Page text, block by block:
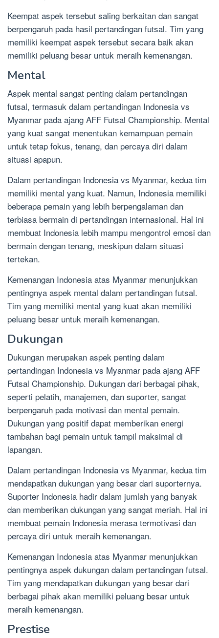
Keempat aspek tersebut saling berkaitan dan sangat
berpengaruh pada hasil pertandingan futsal. Tim yang
memiliki keempat aspek tersebut secara baik akan
memiliki peluang besar untuk meraih kemenangan.
Mental
Aspek mental sangat penting dalam pertandingan
futsal, termasuk dalam pertandingan Indonesia vs
Myanmar pada ajang AFF Futsal Championship. Mental
yang kuat sangat menentukan kemampuan pemain
untuk tetap fokus, tenang, dan percaya diri dalam
situasi apapun.
Dalam pertandingan Indonesia vs Myanmar, kedua tim
memiliki mental yang kuat. Namun, Indonesia memiliki
beberapa pemain yang lebih berpengalaman dan
terbiasa bermain di pertandingan internasional. Hal ini
membuat Indonesia lebih mampu mengontrol emosi dan
bermain dengan tenang, meskipun dalam situasi
tertekan.
Kemenangan Indonesia atas Myanmar menunjukkan
pentingnya aspek mental dalam pertandingan futsal.
Tim yang memiliki mental yang kuat akan memiliki
peluang besar untuk meraih kemenangan.
Dukungan
Dukungan merupakan aspek penting dalam
pertandingan Indonesia vs Myanmar pada ajang AFF
Futsal Championship. Dukungan dari berbagai pihak,
seperti pelatih, manajemen, dan suporter, sangat
berpengaruh pada motivasi dan mental pemain.
Dukungan yang positif dapat memberikan energi
tambahan bagi pemain untuk tampil maksimal di
lapangan.
Dalam pertandingan Indonesia vs Myanmar, kedua tim
mendapatkan dukungan yang besar dari suporternya.
Suporter Indonesia hadir dalam jumlah yang banyak
dan memberikan dukungan yang sangat meriah. Hal ini
membuat pemain Indonesia merasa termotivasi dan
percaya diri untuk meraih kemenangan.
Kemenangan Indonesia atas Myanmar menunjukkan
pentingnya aspek dukungan dalam pertandingan futsal.
Tim yang mendapatkan dukungan yang besar dari
berbagai pihak akan memiliki peluang besar untuk
meraih kemenangan.
Prestise